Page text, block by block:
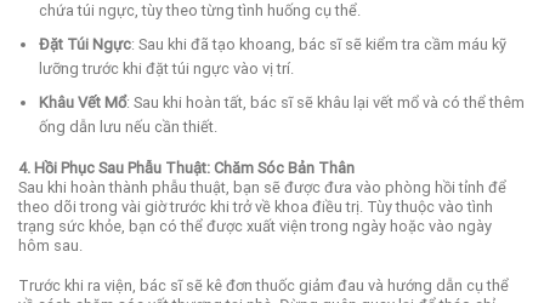
chứa túi ngực, tùy theo từng tình huống cụ thể.
Đặt Túi Ngực: Sau khi đã tạo khoang, bác sĩ sẽ kiểm tra cầm máu kỹ
lưỡng trước khi đặt túi ngực vào vị trí.
Khâu Vết Mổ: Sau khi hoàn tất, bác sĩ sẽ khâu lại vết mổ và có thể thêm
ống dẫn lưu nếu cần thiết.
4. Hồi Phục Sau Phẫu Thuật: Chăm Sóc Bản Thân
Sau khi hoàn thành phẫu thuật, bạn sẽ được đưa vào phòng hồi tỉnh để
theo dõi trong vài giờ trước khi trở về khoa điều trị. Tùy thuộc vào tình
trạng sức khỏe, bạn có thể được xuất viện trong ngày hoặc vào ngày
hôm sau.
Trước khi ra viện, bác sĩ sẽ kê đơn thuốc giảm đau và hướng dẫn cụ thể